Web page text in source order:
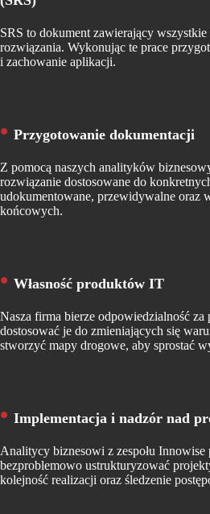
SRS to dokument zawierający wszystkie
rozwiązania. Wykonując te prace
i zachowanie aplikacji.
Przygotowanie dokumentacji
Z pomocą naszych analityków
rozwiązanie dostosowane do
udokumentowane, przewidywalne oraz
końcowych.
Własność produktów IT
Nasza firma bierze odpowiedzialność
dostosować je do zmieniających się
stworzyć mapy drogowe, aby sprostać
Implementacja i nadzór nad
Analitycy biznesowi z zespołu Innowise
bezproblemowo ustrukturyzować
kolejność realizacji oraz śledzenie